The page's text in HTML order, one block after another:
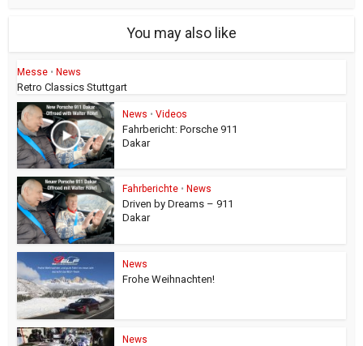
You may also like
Messe • News
Retro Classics Stuttgart
News • Videos
Fahrbericht: Porsche 911
Dakar
Fahrberichte • News
Driven by Dreams – 911
Dakar
News
Frohe Weihnachten!
News